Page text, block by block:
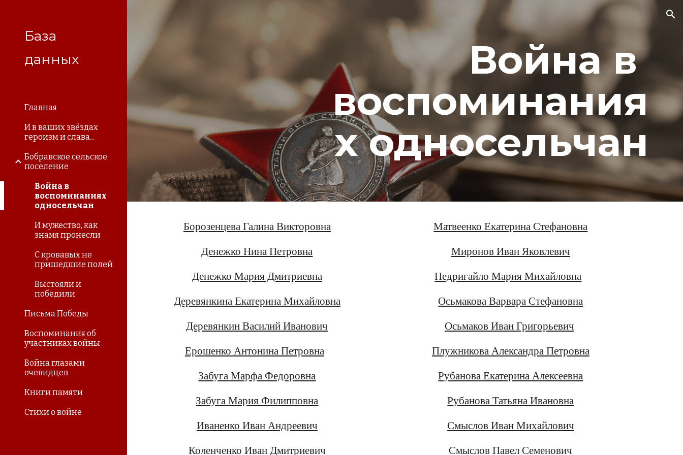
Skip to navigation
База
данных
Главная
И в ваших звёздах
героизм и слава...
Бобравское сельское
поселение
Война в
воспоминаниях
односельчан
И мужество, как
знамя пронесли
С кровавых не
пришедшие полей
Выстояли и
победили
Письма Победы
Воспоминания об
участниках войны
Война глазами
очевидцев
Книги памяти
Стихи о войне
Война в
воспоминания
х односельчан
Борозенцева Галина Викторовна
Денежко Нина Петровна
Денежко Мария Дмитриевна
Деревянкина Екатерина Михайловна
Деревянкин Василий Иванович
Ерошенко Антонина Петровна
Забуга Марфа Федоровна
Забуга Мария Филипповна
Иваненко Иван Андреевич
Коленченко Иван Дмитриевич
Матвеенко Екатерина Стефановна
Миронов Иван Яковлевич
Недригайло Мария Михайловна
Осьмакова Варвара Стефановна
Осьмаков Иван Григорьевич
Плужникова Александра Петровна
Рубанова Екатерина Алексеевна
Рубанова Татьяна Ивановна
Смыслов Иван Михайлович
Смыслов Павел Семенович